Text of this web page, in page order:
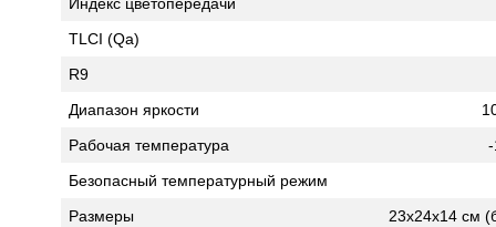
TLCI (Qa)
R9
Диапазон яркости
Рабочая температура
-
Безопасный температурный режим
Размеры
23х24х14 см